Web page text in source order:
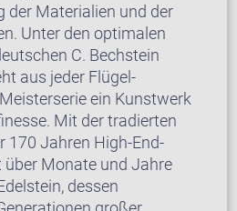
der Materialien und der
Unter den optimalen
C. Bechstein
aus jeder Flügel-
ein Kunstwerk
Mit der tradierten
170 Jahren High-End-
Monate und Jahre
dessen